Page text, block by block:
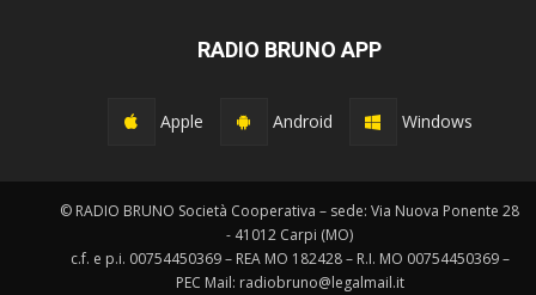
RADIO BRUNO APP
Apple Android Windows
© RADIO BRUNO Società Cooperativa – sede: Via Nuova Ponente 28
- 41012 Carpi (MO)
c.f. e p.i. 00754450369 – REA MO 182428 – R.I. MO 00754450369 –
PEC Mail: radiobruno@legalmail.it